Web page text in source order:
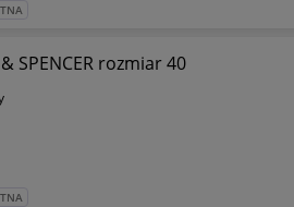
SPENCER rozmiar 40